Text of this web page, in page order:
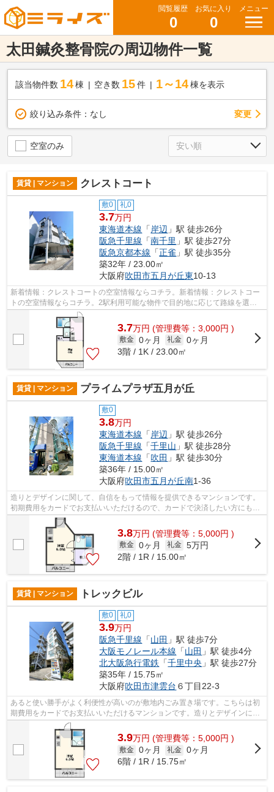
閲覧履歴
0
お気に入り
0
メニュー
太田鍼灸整骨院の周辺物件一覧
該当物件数 14棟 空き数 15 件 1～14 棟を表示
絞り込み条件： なし 変更
空室のみ
賃貸 | マンション クレストコート
敷0 礼0
3.7万円
東海道本線 「岸辺 」駅 徒歩26分
阪急千里線 「南千里 」駅 徒歩27分
阪急京都本線 「正雀 」駅 徒歩35分
築32年 / 23.00㎡
大阪府吹田市五月が丘東10-13
新着情報：クレストコートの空室情報ならコチラ。新着情報：クレストコー
トの空室情報ならコチラ。2駅利用可能な物件で目的地に応じて路線を選ぶ
ことができます。安全面を気にする方、...
3.7万円 (管理費等：3,000円 )
敷金 0ヶ月 礼金 0ヶ月
3階 / 1K / 23.00㎡
賃貸 | マンション プライムプラザ五月が丘
敷0
3.8万円
東海道本線 「 岸辺 」駅 徒歩26分
阪急千里線 「千里山 」駅 徒歩28分
東海道本線 「吹田 」駅 徒歩30分
築36年 / 15.00㎡
大阪府吹田市五月が丘南1-36
造りとデザインに関して、自信をもって情報を提供できるマンションです。
初期費用をカードでお支払いいただけるので、カードで決済したい方にもお
すすめです。敷地内ごみ置き場がある...
3.8万円 (管理費等：5,000円 )
敷金 0ヶ月 礼金 5万円
2階 / 1R / 15.00㎡
賃貸 | マンション トレックビル
敷0 礼0
3.9万円
阪急千里線 「山田 」駅 徒歩7分
大阪モノレール本線 「山田 」駅 徒歩4分
北大阪急行電鉄 「千里中央 」駅 徒歩27分
築35年 / 15.75㎡
大阪府吹田市津雲台 ６丁目22-3
あると使い勝手がよく利便性が高いのが敷地内ごみ置き場です。こちらは初
期費用をカードでお支払いいただけるマンションです。造りとデザインに関
して、自信をもって情報を提供できる...
3.9万円 (管理費等：5,000円 )
敷金 0ヶ月 礼金 0ヶ月
6階 / 1R / 15.75㎡